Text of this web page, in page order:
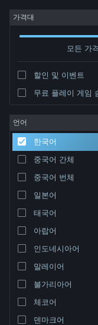
로그인
커뮤니티
정보
지원
언어 변경
Steam 모바일 앱 다운로
PC 웹사이트 보기
가격대
모든 가격
할인 및 이벤트
무료 플레이 게임
언어
한국어
중국어 간체
중국어 번체
일본어
태국어
아랍어
인도네시아어
말레이어
불가리아어
체코어
덴마크어
개발자: Vector VR, LLC
정렬 기준 연관성